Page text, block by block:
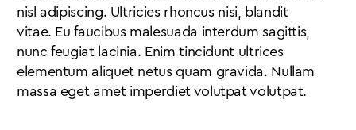
nisl adipiscing. Ultricies rhoncus nisi, blandit
vitae. Eu faucibus malesuada interdum sagittis,
nunc feugiat lacinia. Enim tincidunt ultrices
elementum aliquet netus quam gravida. Nullam
massa eget amet imperdiet volutpat volutpat.